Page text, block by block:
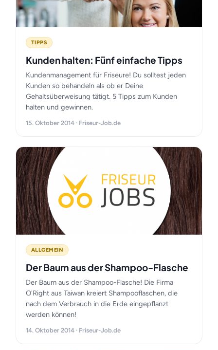
TIPPS
Kunden halten: Fünf einfache Tipps
Kundenmanagement für Friseure! Du solltest jeden
Kunden so behandeln als ob er Deine
Gehaltsüberweisung tätigt. 5 Tipps zum Kunden
halten und gewinnen.
15. Oktober 2014 · Friseur-Job.de
ALLGEMEIN
Der Baum aus der Shampoo-Flasche
Der Baum aus der Shampoo-Flasche! Die Firma
O'Right aus Taiwan kreiert Shampooflaschen, die
nach dem Verbrauch in die Erde eingepflanzt
werden können!
14. Oktober 2014 · Friseur-Job.de